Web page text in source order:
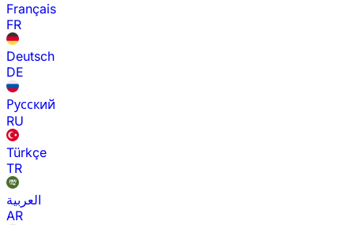
Français
FR
Deutsch
DE
Русский
RU
Türkçe
TR
العربية
AR